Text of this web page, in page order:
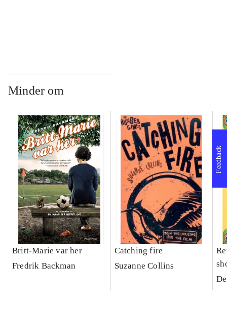
Minder om
Britt-Marie var her
Fredrik Backman
Catching fire
Suzanne Collins
Feedback